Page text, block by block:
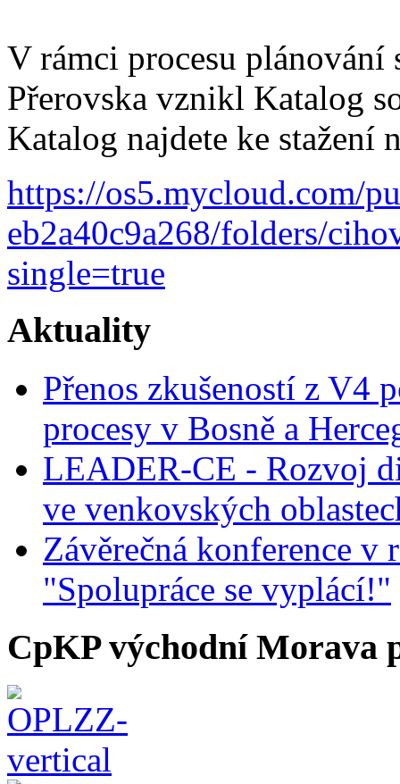
V rámci procesu plánování
Přerovska vznikl Katalog
Katalog najdete ke stažení
https://os5.mycloud.com/
eb2a40c9a268/folders/
single=true
Aktuality
Přenos zkušeností z V4
procesy v Bosně a
LEADER-CE - Rozvoj
ve venkovských
Závěrečná konference v
"Spolupráce se vyplácí!"
CpKP východní Morava